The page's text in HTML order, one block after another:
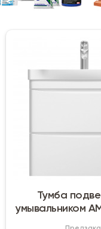
Тумба
умывальником